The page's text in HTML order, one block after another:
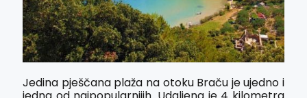
Jedina pješčana plaža na otoku Braču je ujedno i